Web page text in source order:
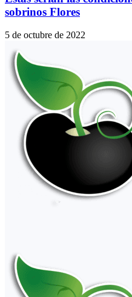
sobrinos Flores
5 de octubre de 2022